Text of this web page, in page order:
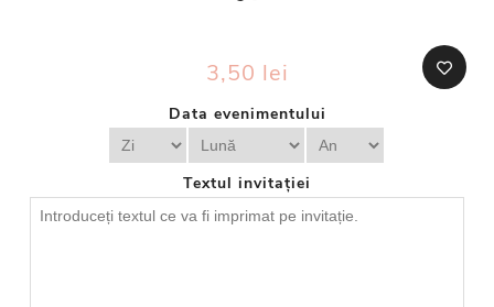
3,50 lei
Data evenimentului
Textul invitației